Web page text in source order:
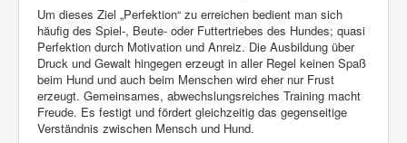
Um dieses Ziel „Perfektion“ zu erreichen bedient man sich
häufig des Spiel-, Beute- oder Futtertriebes des Hundes; quasi
Perfektion durch Motivation und Anreiz. Die Ausbildung über
Druck und Gewalt hingegen erzeugt in aller Regel keinen Spaß
beim Hund und auch beim Menschen wird eher nur Frust
erzeugt. Gemeinsames, abwechslungsreiches Training macht
Freude. Es festigt und fördert gleichzeitig das gegenseitige
Verständnis zwischen Mensch und Hund.